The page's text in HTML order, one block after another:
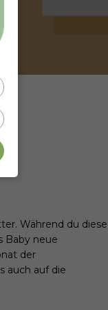
Während du diese
Baby neue
der
auch auf die